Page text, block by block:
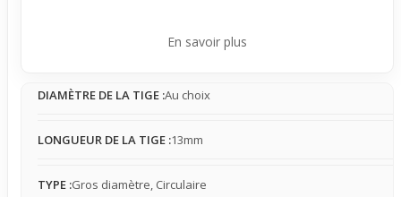
accentuant l’impact stylistique par rapport à un bijou
Conçu pour rester stable une fois en place, il présente
corps. Son diamètre large lui confère une présence
En savoir plus
DIAMÈTRE DE LA TIGE :Au choix
LONGUEUR DE LA TIGE :13mm
TYPE :Gros diamètre, Circulaire